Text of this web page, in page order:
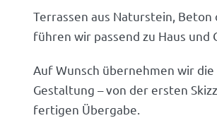
Terrassen aus Naturstein, Beton
führen wir passend zu Haus und
Auf Wunsch übernehmen wir
Gestaltung – von der ersten
fertigen Übergabe.